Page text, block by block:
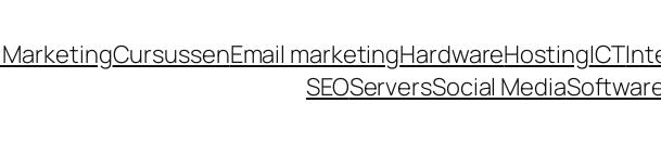
CursussenEmail marketingHardwareHostingICT
SEOServersSocial Media